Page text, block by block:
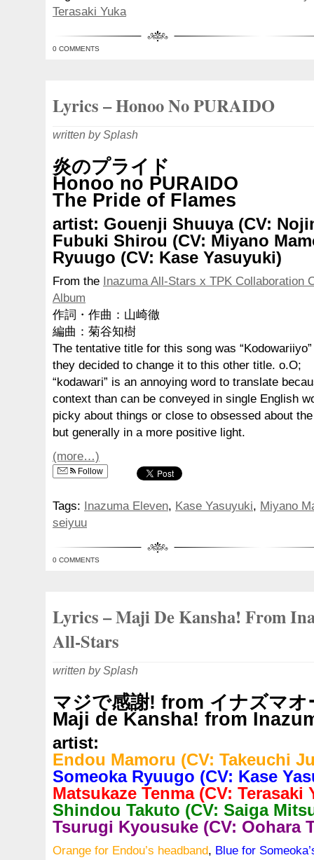
Terasaki Yuka
0 COMMENTS
Lyrics – Honoo No PURAIDO
written by Splash
炎のプライド
Honoo no PURAIDO
The Pride of Flames
artist: Gouenji Shuuya (CV:
Fubuki Shirou (CV: Miyano
Ryuugo (CV: Kase Yasuyuki)
From the Inazuma All-Stars x TPK Collaboration
Album
作詞・作曲：山崎徹
編曲：菊谷知樹
The tentative title for this song was
they decided to change it to this other title. o.O;
“kodawari” is an annoying word to translate
context than can be conveyed in single English
picky about things or close to obsessed about
but generally in a more positive light.
(more…)
Follow
Tags: Inazuma Eleven, Kase Yasuyuki, Miyano
seiyuu
0 COMMENTS
Lyrics – Maji De Kansha! From
All-Stars
written by Splash
マジで感謝! from イナズマオ
Maji de Kansha! from
artist:
Endou Mamoru (CV: Takeuchi
Someoka Ryuugo (CV: Kase
Matsukaze Tenma (CV: Terasaki
Shindou Takuto (CV: Saiga
Tsurugi Kyousuke (CV: Oohara
Orange for Endou’s headband, Blue for